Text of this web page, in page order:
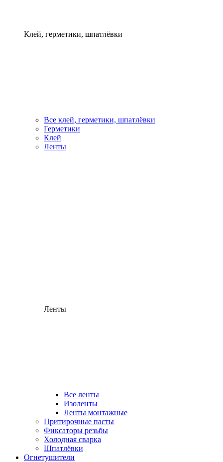
Клей, герметики, шпатлёвки
Все клей, герметики, шпатлёвки
Герметики
Клей
Ленты
Ленты
Все ленты
Изоленты
Ленты монтажные
Притирочные пасты
Фиксаторы резьбы
Холодная сварка
Шпатлёвки
Огнетушители